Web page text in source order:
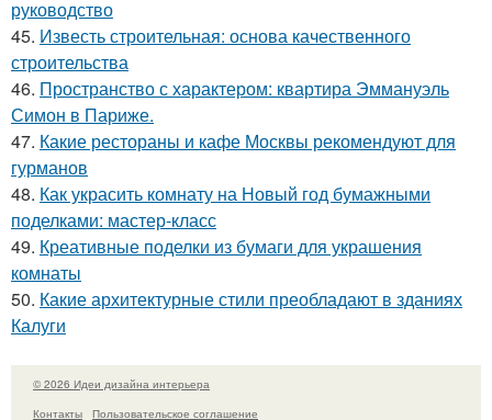
руководство
45. Известь строительная: основа качественного
строительства
46. Пространство с характером: квартира Эммануэль
Симон в Париже.
47. Какие рестораны и кафе Москвы рекомендуют для
гурманов
48. Как украсить комнату на Новый год бумажными
поделками: мастер-класс
49. Креативные поделки из бумаги для украшения
комнаты
50. Какие архитектурные стили преобладают в зданиях
Калуги
© 2026 Идеи дизайна интерьера
Контакты
Пользовательское соглашение